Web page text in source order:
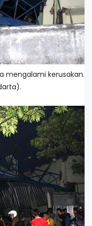
mengalami kerusakan.